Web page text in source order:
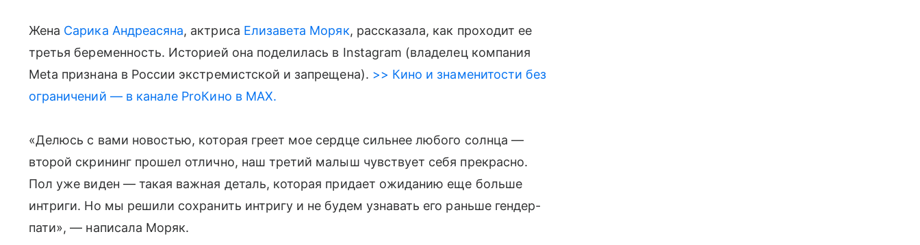
Жена Сарика Андреасяна, актриса Елизавета Моряк, рассказала, как проходит ее
третья беременность. Историей она поделилась в Instagram (владелец компания
Meta признана в России экстремистской и запрещена). >> Кино и знаменитости без
ограничений — в канале ProКино в MAX.
«Делюсь с вами новостью, которая греет мое сердце сильнее любого солнца —
второй скрининг прошел отлично, наш третий малыш чувствует себя прекрасно.
Пол уже виден — такая важная деталь, которая придает ожиданию еще больше
интриги. Но мы решили сохранить интригу и не будем узнавать его раньше гендер-
пати», — написала Моряк.